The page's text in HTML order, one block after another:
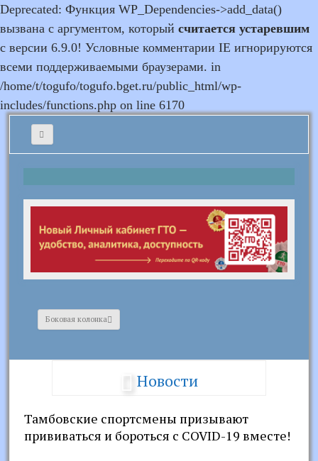
Deprecated: Функция WP_Dependencies->add_data()
вызвана с аргументом, который считается устаревшим
с версии 6.9.0! Условные комментарии IE игнорируются
всеми поддерживаемыми браузерами. in
/home/t/togufo/togufo.bget.ru/public_html/wp-
includes/functions.php on line 6170
Боковая колонка
Новости
Тамбовские спортсмены призывают
прививаться и бороться с COVID-19 вместе!